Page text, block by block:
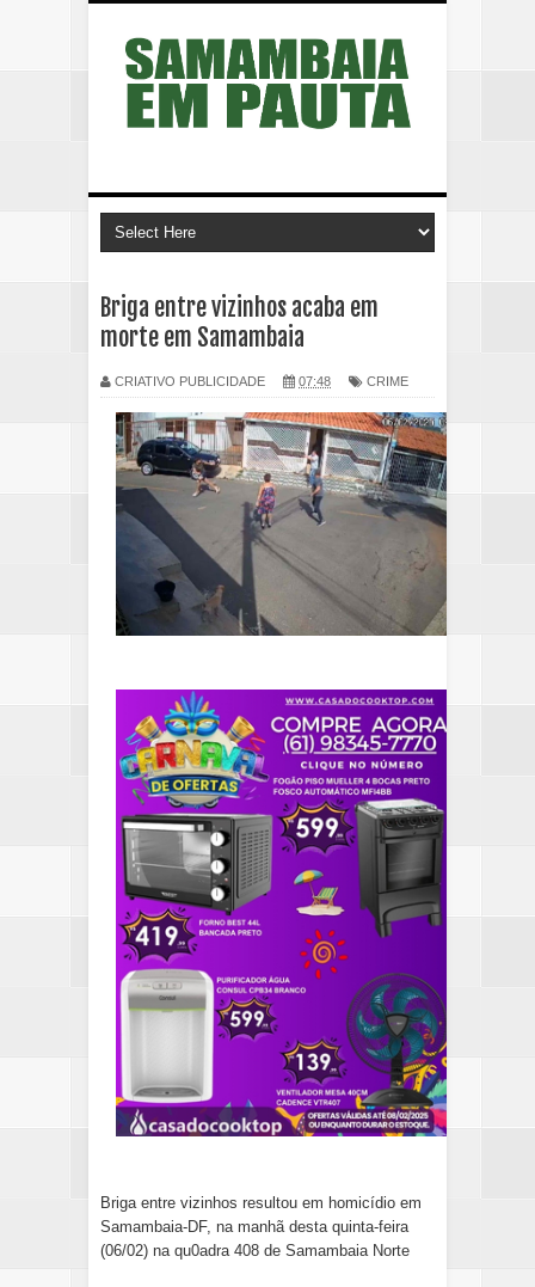
Briga entre vizinhos acaba em
morte em Samambaia
CRIATIVO PUBLICIDADE 07:48 CRIME
Briga entre vizinhos resultou em homicídio em
Samambaia-DF, na manhã desta quinta-feira
(06/02) na qu0adra 408 de Samambaia Norte